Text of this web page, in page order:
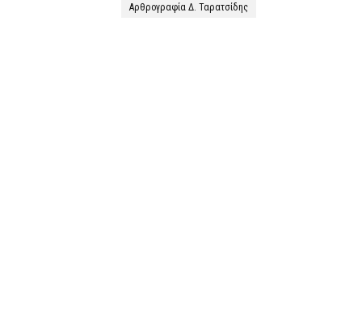
Αρθρογραφία Δ. Ταρατσίδης